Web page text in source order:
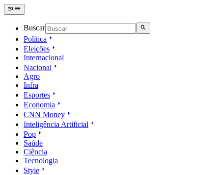
Buscar
Política
Eleições
Internacional
Nacional
Agro
Infra
Esportes
Economia
CNN Money
Inteligência Artificial
Pop
Saúde
Ciência
Tecnologia
Style